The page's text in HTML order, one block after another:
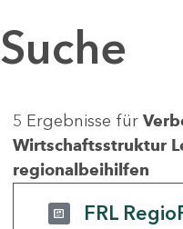
Suche
5 Ergebnisse für
Wirtschaftsstruktur
regionalbeihilfen
FRL